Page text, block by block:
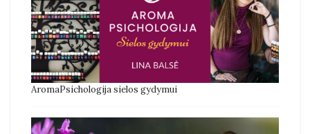
AromaPsichologija sielos gydymui